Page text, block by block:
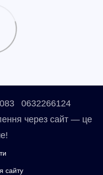
0632266124
через сайт — це
сайту